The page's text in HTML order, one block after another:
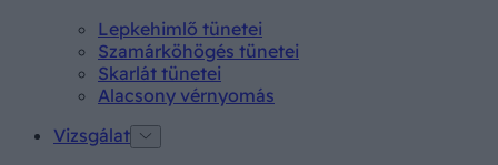
Lepkehimlő tünetei
Szamárköhögés tünetei
Skarlát tünetei
Alacsony vérnyomás
Vizsgálat